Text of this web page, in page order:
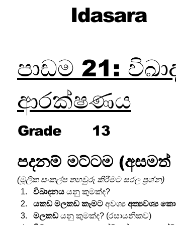
Idasara
පාඩම 21:
ආරක්ෂණය
Grade 13
පදනම් මට්ටම
(මූලික සංකල්ප තහවුරු කිරීමට සරල ප්‍රශ්න)
විඛාදනය යනු කුමක්ද?
යකඩ මලකඩ කෑමට අවශ්‍ය අත්‍යවශ්‍ය
මලකඩ යනු කුමක්ද? (රසායනිකව)